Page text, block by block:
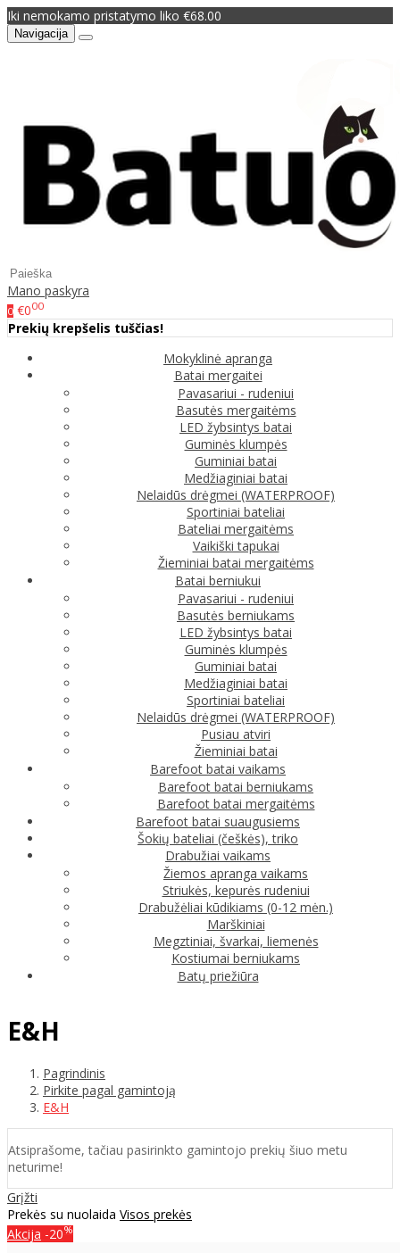
Iki nemokamo pristatymo liko €68.00
Navigacija
Mano paskyra
0 €000
Prekių krepšelis tuščias!
Mokyklinė apranga
Batai mergaitei
Pavasariui - rudeniui
Basutės mergaitėms
LED žybsintys batai
Guminės klumpės
Guminiai batai
Medžiaginiai batai
Nelaidūs drėgmei (WATERPROOF)
Sportiniai bateliai
Bateliai mergaitėms
Vaikiški tapukai
Žieminiai batai mergaitėms
Batai berniukui
Pavasariui - rudeniui
Basutės berniukams
LED žybsintys batai
Guminės klumpės
Guminiai batai
Medžiaginiai batai
Sportiniai bateliai
Nelaidūs drėgmei (WATERPROOF)
Pusiau atviri
Žieminiai batai
Barefoot batai vaikams
Barefoot batai berniukams
Barefoot batai mergaitėms
Barefoot batai suaugusiems
Šokių bateliai (češkės), triko
Drabužiai vaikams
Žiemos apranga vaikams
Striukės, kepurės rudeniui
Drabužėliai kūdikiams (0-12 mėn.)
Marškiniai
Megztiniai, švarkai, liemenės
Kostiumai berniukams
Batų priežiūra
E&H
Pagrindinis
Pirkite pagal gamintoją
E&H
Atsiprašome, tačiau pasirinkto gamintojo prekių šiuo metu
neturime!
Grįžti
Prekės su nuolaida Visos prekės
Akcija -20%